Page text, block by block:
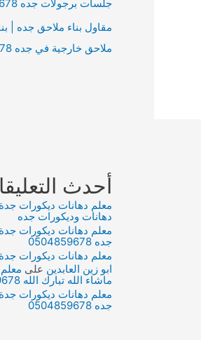
جلسات برجولات جده 0504859678
مقاول بناء ملاحق جده |
ملاحق خارجية في جده 0504859678
أحدث
معلم دهانات ديكورات جدة
دهانات وديكورات جده
معلم دهانات ديكورات جدة
جده 0504859678
معلم دهانات ديكورات جدة
ابو زين العابدين على
ماشاء الله تبارك الله 0504859678
معلم دهانات ديكورات جدة
جده 0504859678